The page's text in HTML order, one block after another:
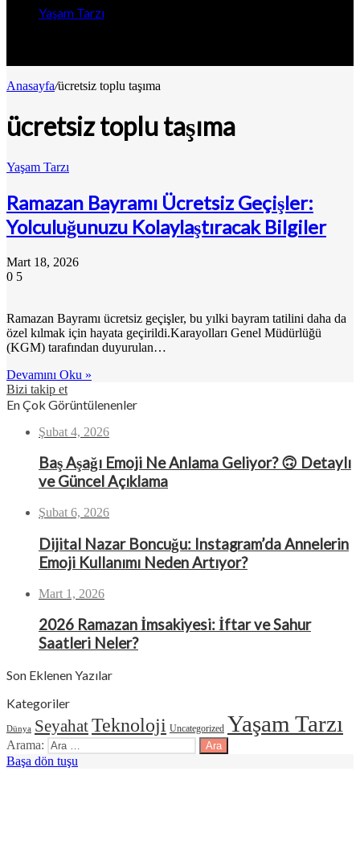
Yaşam Tarzı
Anasayfa/ücretsiz toplu taşıma
ücretsiz toplu taşıma
Yaşam Tarzı
Ramazan Bayramı Ücretsiz Geçişler:
Yolculuğunuzu Kolaylaştıracak Bilgiler
Mart 18, 2026
0 5
Ramazan Bayramı ücretsiz geçişler, bu yılki bayram tatilini daha da
özel kılmak için hayata geçirildi.Karayolları Genel Müdürlüğü
(KGM) tarafından duyurulan…
Devamını Oku »
Bizi takip et
En Çok Görüntülenenler
Şubat 4, 2026
Baş Aşağı Emoji Ne Anlama Geliyor? 🙃 Detaylı
ve Güncel Açıklama
Şubat 6, 2026
Dijital Nazar Boncuğu: Instagram’da Annelerin
Emoji Kullanımı Neden Artıyor?
Mart 1, 2026
2026 Ramazan İmsakiyesi: İftar ve Sahur
Saatleri Neler?
Son Eklenen Yazılar
Kategoriler
Dünya SeyahatTeknoloji Uncategorized Yaşam Tarzı
Arama:
Başa dön tuşu